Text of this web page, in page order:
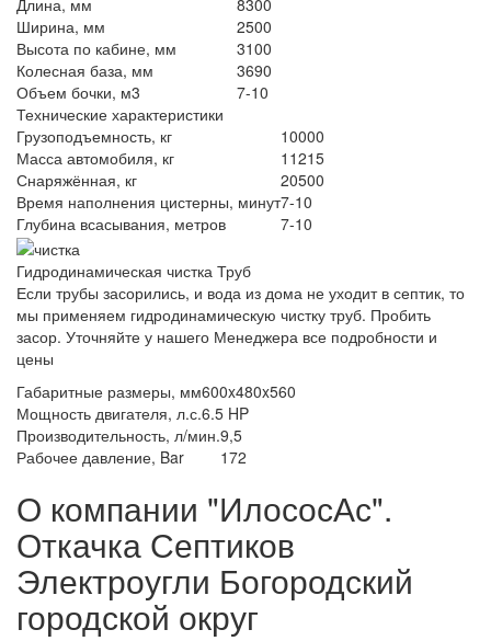
Длина, мм
8300
Ширина, мм
2500
Высота по кабине, мм
3100
Колесная база, мм
3690
Объем бочки, м3
7-10
Технические характеристики
Грузоподъемность, кг
10000
Масса автомобиля, кг
11215
Снаряжённая, кг
20500
Время наполнения цистерны, минут7-10
Глубина всасывания, метров
7-10
Гидродинамическая чистка Труб
Если трубы засорились, и вода из дома не уходит в септик, то
мы применяем гидродинамическую чистку труб. Пробить
засор. Уточняйте у нашего Менеджера все подробности и
цены
Габаритные размеры, мм600x480x560
Мощность двигателя, л.с.6.5 HP
Производительность, л/мин.9,5
Рабочее давление, Bar
172
О компании "ИлососАс".
Откачка Септиков
Электроугли Богородский
городской округ